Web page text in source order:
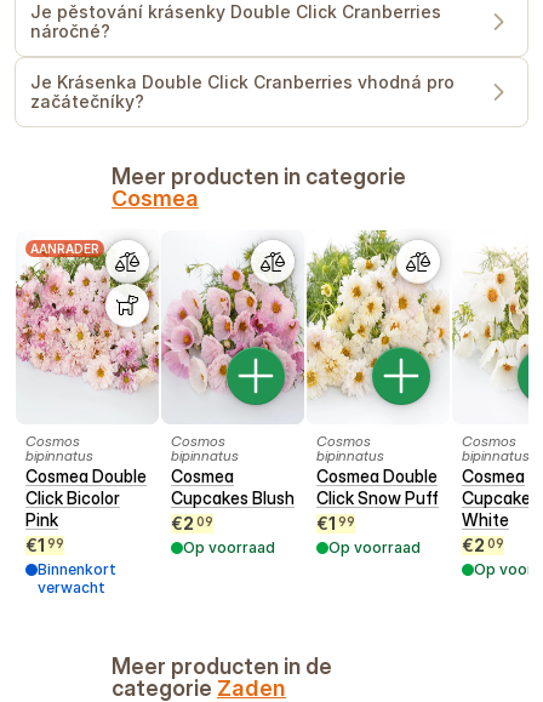
Je pěstování krásenky Double Click Cranberries
náročné?
Je Krásenka Double Click Cranberries vhodná pro
začátečníky?
Meer producten in categorie
Cosmea
AANRADER
Cosmos
bipinnatus
Cosmea Double
Click Bicolor
Pink
€1 99
Binnenkort
verwacht
Cosmos
bipinnatus
Cosmea
Cupcakes Blush
€2 09
Op voorraad
Cosmos
bipinnatus
Cosmea Double
Click Snow Puff
€1 99
Op voorraad
Cosmos
bipinnatus
Cosmea
Cupcakes
White
€2 09
Op
Meer producten in de
categorie Zaden